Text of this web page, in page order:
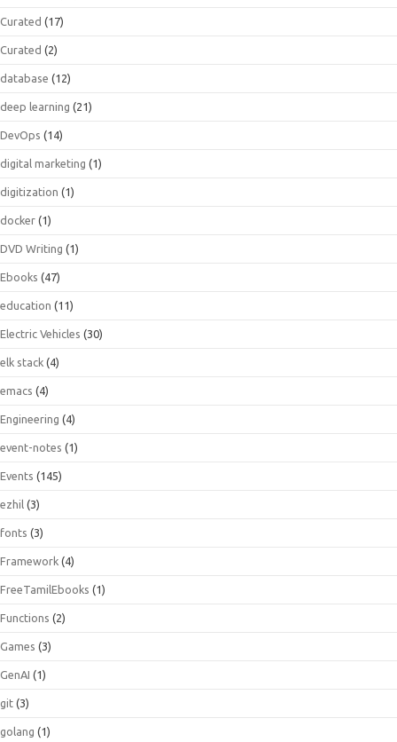
Curated (17)
Curated (2)
database (12)
deep learning (21)
DevOps (14)
digital marketing (1)
digitization (1)
docker (1)
DVD Writing (1)
Ebooks (47)
education (11)
Electric Vehicles (30)
elk stack (4)
emacs (4)
Engineering (4)
event-notes (1)
Events (145)
ezhil (3)
fonts (3)
Framework (4)
FreeTamilEbooks (1)
Functions (2)
Games (3)
GenAI (1)
git (3)
golang (1)